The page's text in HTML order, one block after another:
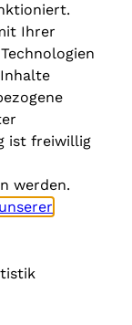
Ihrer
ist freiwillig
werden.
unserer